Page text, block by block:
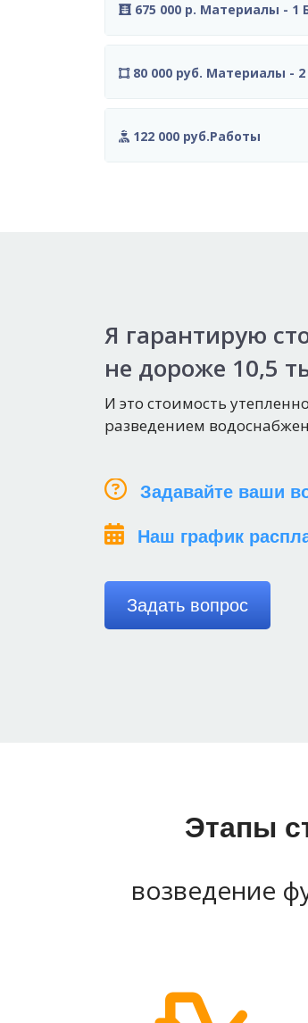
80 000 руб. Материалы -
122 000 руб.Работы
Я гарантирую
не дороже 10,5
И это стоимость
разведением
Задавайте ваши
Наш график
Задать вопрос
Этапы
возведение